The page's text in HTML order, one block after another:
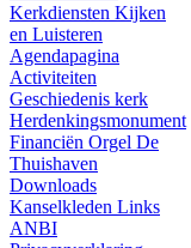
Kerkdiensten Kijken
en Luisteren
Agendapagina
Activiteiten
Geschiedenis kerk
Herdenkingsmonument
Financiën Orgel De
Thuishaven
Downloads
Kanselkleden Links
ANBI